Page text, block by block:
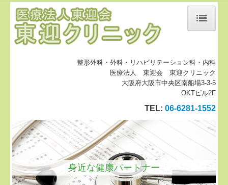
ホーム
地図、交通案内
個人情報保護方針
書面掲示事項
整形外科・外科・リハビリテーション科・内科
医療法人 東迎会 東迎クリニック
大阪府大阪市中央区南船場3-3-5
OKTビル2F
TEL: 06-6281-1552
身近な健康パートナー